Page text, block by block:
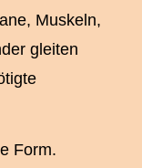
Muskeln,
gleiten
Form.